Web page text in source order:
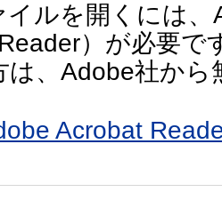
イルを開くには
）が必要で
は、Adobe社か
Acrobat